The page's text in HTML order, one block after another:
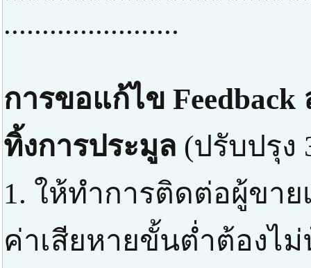
.......................
การขอแก้ไข Feedback
ทิ้งการประมูล (ปรับปรุง
1. ให้ทำการติดต่อผู้ขา
ค่าเสียหายขั้นต่ำต้องไ